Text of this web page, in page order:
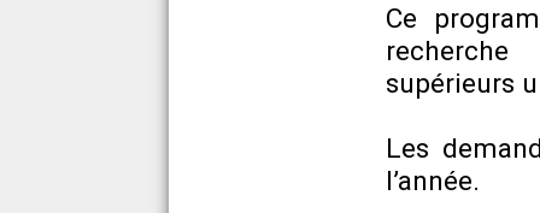
Ce
supérieurs
Les
l’année.